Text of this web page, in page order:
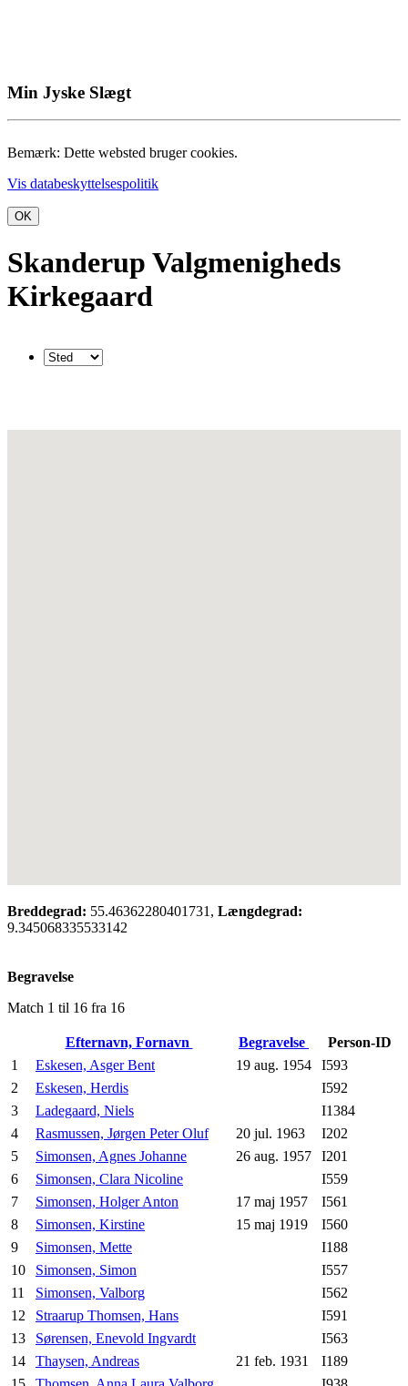
Min Jyske Slægt
Bemærk: Dette websted bruger cookies.
Vis databeskyttelsespolitik
OK
Skanderup Valgmenigheds
Kirkegaard
Breddegrad: 55.46362280401731, Længdegrad:
9.345068335533142
Begravelse
Match 1 til 16 fra 16
Efternavn, Fornavn Begravelse
Person-ID
1
Eskesen, Asger Bent 19 aug. 1954
I593
2
Eskesen, Herdis
I592
3
Ladegaard, Niels
I1384
4
Rasmussen, Jørgen Peter Oluf 20 jul. 1963
I202
5
Simonsen, Agnes Johanne 26 aug. 1957
I201
6
Simonsen, Clara Nicoline
I559
7
Simonsen, Holger Anton 17 maj 1957
I561
8
Simonsen, Kirstine 15 maj 1919
I560
9
Simonsen, Mette
I188
10
Simonsen, Simon
I557
11
Simonsen, Valborg
I562
12
Straarup Thomsen, Hans
I591
13
Sørensen, Enevold Ingvardt
I563
14
Thaysen, Andreas 21 feb. 1931
I189